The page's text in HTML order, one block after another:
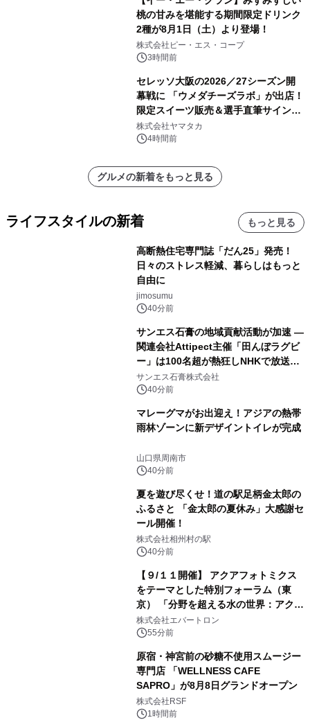
桃の甘みを堪能する期間限定ドリンク
2種が8月1日（土）より登場！
株式会社ピー・エス・コープ
3時間前
セレッソ大阪の2026／27シーズン開
幕戦に 「ウメダチーズラボ」が出店！
限定スイーツ販売＆選手直筆サイング
ッズが当たる抽選会を 8月8日に開催
株式会社ヤマタカ
4時間前
グルメの新着をもっと見る
ライフスタイルの新着 もっと見る
高断熱住宅専門誌「だん25」発売！
日々のストレス軽減、暮らしはもっと
自由に
jimosumu
40分前
サンエス石膏の地域貢献活動が加速 ―
関連会社Attipect主催「田んぼラグビ
ー」は100名超が熱狂しNHKで放送さ
れました。
サンエス石膏株式会社
40分前
マレーグマがお出迎え！アジアの熱帯
雨林ゾーンに新デザイントイレが完成
山口県周南市
40分前
夏を遊び尽くせ！道の駅足柄金太郎の
ふるさと 「金太郎の夏休み」大感謝セ
ール開催！
株式会社相州村の駅
40分前
【９/１１開催】 アクアフォトミクス
をテーマとした特別フォーラム（東
京） 「分野を超える水の世界：アクア
フォトミクスが切り拓く新しい科学の
地平」を開催
株式会社エバートロン
55分前
原宿・神宮前の砂糖不使用スムージー
専門店 「WELLNESS CAFE
SAPRO」が8月8日グランドオープン
株式会社RSF
1時間前